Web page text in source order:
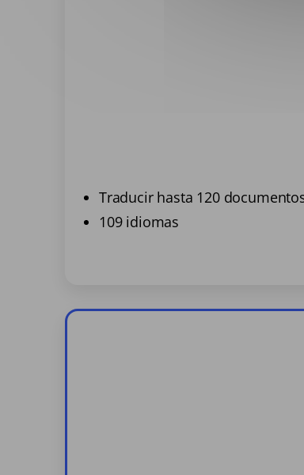
Traducir hasta 120
109 idiomas